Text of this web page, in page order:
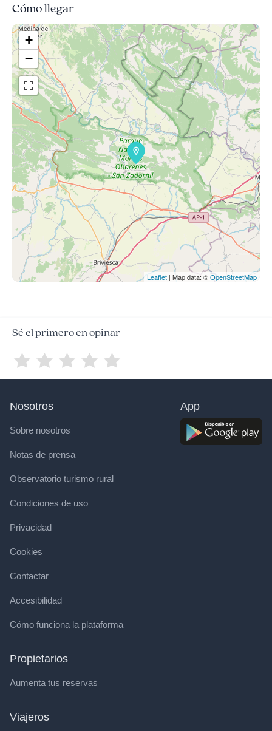
Cómo llegar
+
−
Leaflet | Map data: ©OpenStreetMap
Sé el primero en opinar
Nosotros
Sobre nosotros
Notas de prensa
Observatorio turismo rural
Condiciones de uso
Privacidad
Cookies
Contactar
Accesibilidad
Cómo funciona la plataforma
Propietarios
Aumenta tus reservas
Viajeros
App